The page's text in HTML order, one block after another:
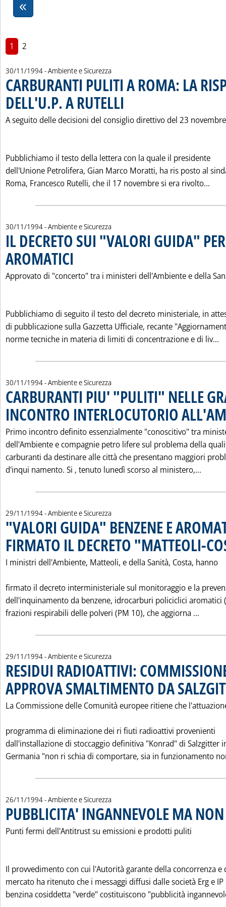
1 2
30/11/1994- Ambiente e Sicurezza
CARBURANTI PULITI A ROMA: LA
DELL'U.P. A RUTELLI
A seguito delle decisioni del consiglio direttivo del 23 novembre
Pubblichiamo il testo della lettera con la quale il presidente
dell'Unione Petrolifera, Gian Marco Moratti, ha ris posto al
Roma, Francesco Rutelli, che il 17 novembre si era rivolto...
30/11/1994- Ambiente e Sicurezza
IL DECRETO SUI "VALORI GUIDA"
AROMATICI
Approvato di "concerto" tra i ministeri dell'Ambiente e della
Pubblichiamo di seguito il testo del decreto ministeriale, in
di pubblicazione sulla Gazzetta Ufficiale, recante
norme tecniche in materia di limiti di concentrazione e di liv...
30/11/1994- Ambiente e Sicurezza
CARBURANTI PIU' "PULITI" NELLE
INCONTRO INTERLOCUTORIO
Primo incontro definito essenzialmente "conoscitivo" tra
dell'Ambiente e compagnie petro lifere sul problema della
carburanti da destinare alle città che presentano maggiori
d'inqui namento. Si ‚ tenuto lunedì scorso al ministero,...
29/11/1994- Ambiente e Sicurezza
"VALORI GUIDA" BENZENE E
FIRMATO IL DECRETO "MATTEOLI-
I ministri dell'Ambiente, Matteoli, e della Sanità, Costa, hanno
firmato il decreto interministeriale sul monitoraggio e la
dell'inquinamento da benzene, idrocarburi policiclici aromatici
frazioni respirabili delle polveri (PM 10), che aggiorna ...
29/11/1994- Ambiente e Sicurezza
RESIDUI RADIOATTIVI:
APPROVA SMALTIMENTO DA
La Commissione delle Comunità europee ritiene che
programma di eliminazione dei ri fiuti radioattivi provenienti
dall'installazione di stoccaggio definitiva "Konrad" di Salzgitter
Germania "non ri schia di comportare, sia in funzionamento
26/11/1994- Ambiente e Sicurezza
PUBBLICITA' INGANNEVOLE MA
Punti fermi dell'Antitrust su emissioni e prodotti puliti
Il provvedimento con cui l'Autorità garante della concorrenza e
mercato ha ritenuto che i messaggi diffusi dalle società Erg e IP
benzina cosiddetta "verde" costituiscono "pubblicità